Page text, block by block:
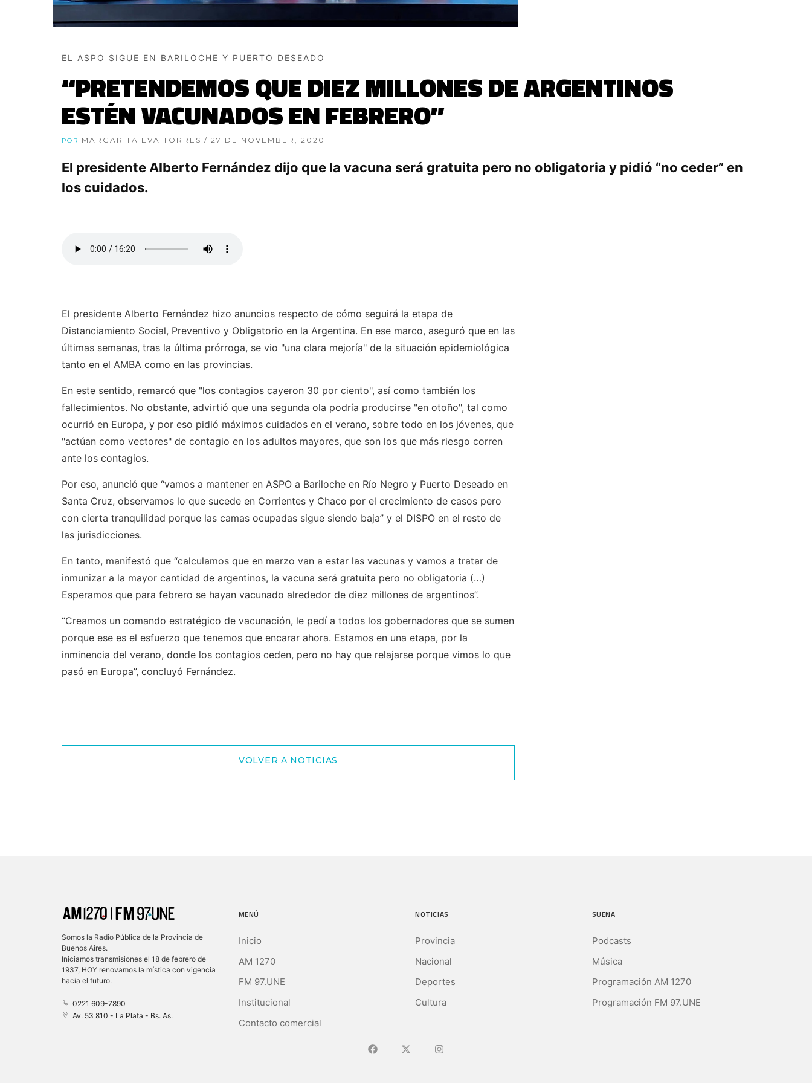
EL ASPO SIGUE EN BARILOCHE Y PUERTO DESEADO
“PRETENDEMOS QUE DIEZ MILLONES DE ARGENTINOS
ESTÉN VACUNADOS EN FEBRERO”
POR MARGARITA EVA TORRES / 27 DE NOVEMBER, 2020
El presidente Alberto Fernández dijo que la vacuna será gratuita pero no obligatoria y pidió “no ceder” en
los cuidados.
El presidente Alberto Fernández hizo anuncios respecto de cómo seguirá la etapa de
Distanciamiento Social, Preventivo y Obligatorio en la Argentina. En ese marco, aseguró que en las
últimas semanas, tras la última prórroga, se vio "una clara mejoría" de la situación epidemiológica
tanto en el AMBA como en las provincias.
En este sentido, remarcó que "los contagios cayeron 30 por ciento", así como también los
fallecimientos. No obstante, advirtió que una segunda ola podría producirse "en otoño", tal como
ocurrió en Europa, y por eso pidió máximos cuidados en el verano, sobre todo en los jóvenes, que
"actúan como vectores" de contagio en los adultos mayores, que son los que más riesgo corren
ante los contagios.
Por eso, anunció que “vamos a mantener en ASPO a Bariloche en Río Negro y Puerto Deseado en
Santa Cruz, observamos lo que sucede en Corrientes y Chaco por el crecimiento de casos pero
con cierta tranquilidad porque las camas ocupadas sigue siendo baja” y el DISPO en el resto de
las jurisdicciones.
En tanto, manifestó que “calculamos que en marzo van a estar las vacunas y vamos a tratar de
inmunizar a la mayor cantidad de argentinos, la vacuna será gratuita pero no obligatoria (…)
Esperamos que para febrero se hayan vacunado alrededor de diez millones de argentinos”.
“Creamos un comando estratégico de vacunación, le pedí a todos los gobernadores que se sumen
porque ese es el esfuerzo que tenemos que encarar ahora. Estamos en una etapa, por la
inminencia del verano, donde los contagios ceden, pero no hay que relajarse porque vimos lo que
pasó en Europa”, concluyó Fernández.
VOLVER A NOTICIAS
Somos la Radio Pública de la Provincia de
Buenos Aires.
Iniciamos transmisiones el 18 de febrero de
1937, HOY renovamos la mística con vigencia
hacia el futuro.
0221 609-7890
Av. 53 810 - La Plata - Bs. As.
MENÚ
Inicio
AM 1270
FM 97.UNE
Institucional
Contacto comercial
NOTICIAS
Provincia
Nacional
Deportes
Cultura
SUENA
Podcasts
Música
Programación AM 1270
Programación FM 97.UNE
Ir a FacebookIr a X (Ex-Twitter)
Ir a